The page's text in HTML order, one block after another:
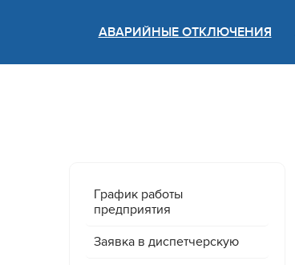
АВАРИЙНЫЕ ОТКЛЮЧЕНИЯ
График работы
предприятия
Заявка в диспетчерскую